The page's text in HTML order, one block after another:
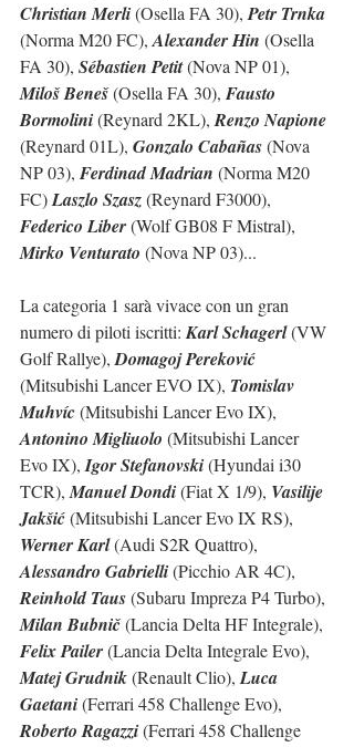
Christian Merli (Osella FA 30), Petr Trnka
(Norma M20 FC), Alexander Hin (Osella
FA 30), Sébastien Petit (Nova NP 01),
Miloš Beneš (Osella FA 30), Fausto
Bormolini (Reynard 2KL), Renzo Napione
(Reynard 01L), Gonzalo Cabañas (Nova
NP 03), Ferdinad Madrian (Norma M20
FC) Laszlo Szasz (Reynard F3000),
Federico Liber (Wolf GB08 F Mistral),
Mirko Venturato (Nova NP 03)...
La categoria 1 sarà vivace con un gran
numero di piloti iscritti: Karl Schagerl (VW
Golf Rallye), Domagoj Pereković
(Mitsubishi Lancer EVO IX), Tomislav
Muhvíc (Mitsubishi Lancer Evo IX),
Antonino Migliuolo (Mitsubishi Lancer
Evo IX), Igor Stefanovski (Hyundai i30
TCR), Manuel Dondi (Fiat X 1/9), Vasilije
Jakšić (Mitsubishi Lancer Evo IX RS),
Werner Karl (Audi S2R Quattro),
Alessandro Gabrielli (Picchio AR 4C),
Reinhold Taus (Subaru Impreza P4 Turbo),
Milan Bubnič (Lancia Delta HF Integrale),
Felix Pailer (Lancia Delta Integrale Evo),
Matej Grudnik (Renault Clio), Luca
Gaetani (Ferrari 458 Challenge Evo),
Roberto Ragazzi (Ferrari 458 Challenge